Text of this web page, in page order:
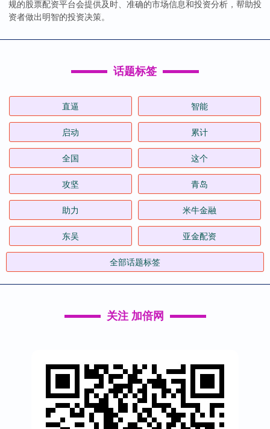
规的股票配资平台会提供及时、准确的市场信息和投资分析，帮助投
资者做出明智的投资决策。
话题标签
直逼 智能
启动 累计
全国 这个
攻坚 青岛
助力 米牛金融
东吴 亚金配资
全部话题标签
关注 加倍网